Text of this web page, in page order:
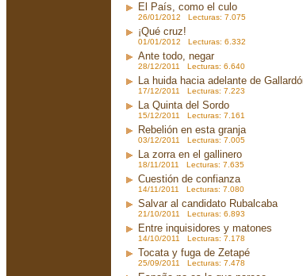
El País, como el culo
26/01/2012 Lecturas: 7.075
¡Qué cruz!
01/01/2012 Lecturas: 6.332
Ante todo, negar
28/12/2011 Lecturas: 6.640
La huida hacia adelante de
17/12/2011 Lecturas: 7.223
La Quinta del Sordo
15/12/2011 Lecturas: 7.161
Rebelión en esta granja
03/12/2011 Lecturas: 7.005
La zorra en el gallinero
18/11/2011 Lecturas: 7.635
Cuestión de confianza
14/11/2011 Lecturas: 7.080
Salvar al candidato Rubalcaba
21/10/2011 Lecturas: 6.893
Entre inquisidores y matones
14/10/2011 Lecturas: 7.178
Tocata y fuga de Zetapé
25/09/2011 Lecturas: 7.478